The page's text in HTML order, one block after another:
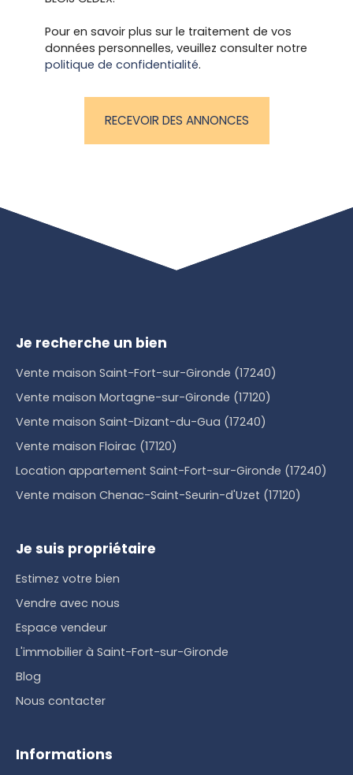
Pour en savoir plus sur le traitement de vos
données personnelles, veuillez consulter notre
politique de confidentialité.
RECEVOIR DES ANNONCES
Je recherche un bien
Vente maison Saint-Fort-sur-Gironde (17240)
Vente maison Mortagne-sur-Gironde (17120)
Vente maison Saint-Dizant-du-Gua (17240)
Vente maison Floirac (17120)
Location appartement Saint-Fort-sur-Gironde (17240)
Vente maison Chenac-Saint-Seurin-d'Uzet (17120)
Je suis propriétaire
Estimez votre bien
Vendre avec nous
Espace vendeur
L'immobilier à Saint-Fort-sur-Gironde
Blog
Nous contacter
Informations